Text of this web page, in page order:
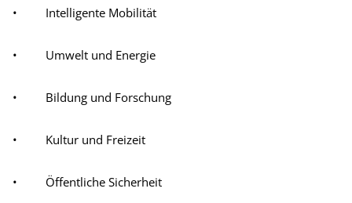
• Intelligente Mobilität
• Umwelt und Energie
• Bildung und Forschung
• Kultur und Freizeit
• Öffentliche Sicherheit